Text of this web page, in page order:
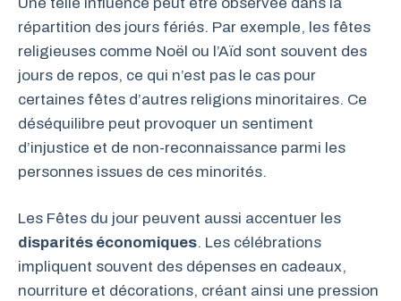
répartition des jours fériés. Par exemple, les fêtes
religieuses comme Noël ou l’Aïd sont souvent des
jours de repos, ce qui n’est pas le cas pour
certaines fêtes d’autres religions minoritaires. Ce
déséquilibre peut provoquer un sentiment
d’injustice et de non-reconnaissance parmi les
personnes issues de ces minorités.
Les Fêtes du jour peuvent aussi accentuer les
disparités économiques. Les célébrations
impliquent souvent des dépenses en cadeaux,
nourriture et décorations, créant ainsi une pression